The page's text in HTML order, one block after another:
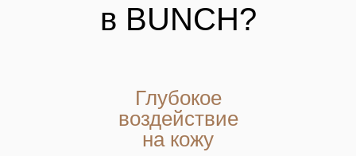
в BUNCH?
Глубокое
воздействие
на кожу